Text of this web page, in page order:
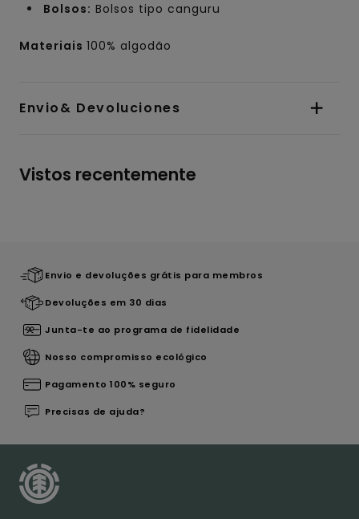
Bolsos: Bolsos tipo canguru
Materiais 100% algodão
Envio& Devoluciones
Vistos recentemente
Envio e devoluções grátis para membros
Devoluções em 30 dias
Junta-te ao programa de fidelidade
Nosso compromisso ecológico
Pagamento 100% seguro
Precisas de ajuda?